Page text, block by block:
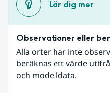
Lär dig mer
Observationer eller
Alla orter har inte
beräknas ett värde
och modelldata.